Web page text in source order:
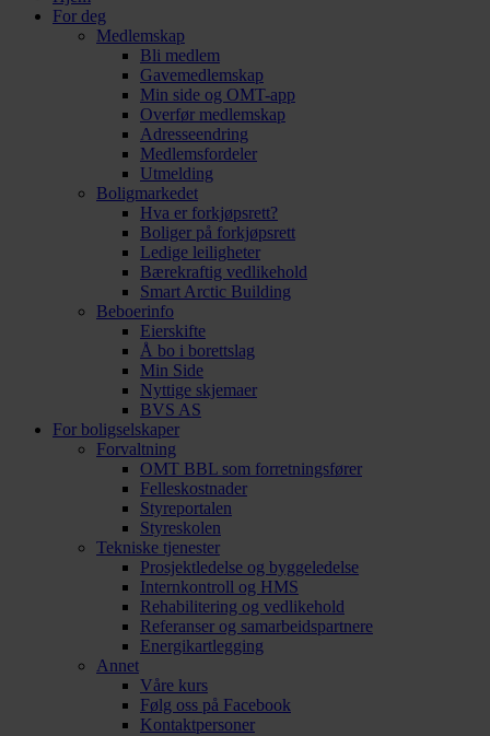
For deg
Medlemskap
Bli medlem
Gavemedlemskap
Min side og OMT-app
Overfør medlemskap
Adresseendring
Medlemsfordeler
Utmelding
Boligmarkedet
Hva er forkjøpsrett?
Boliger på forkjøpsrett
Ledige leiligheter
Bærekraftig vedlikehold
Smart Arctic Building
Beboerinfo
Eierskifte
Å bo i borettslag
Min Side
Nyttige skjemaer
BVS AS
For boligselskaper
Forvaltning
OMT BBL som forretningsfører
Felleskostnader
Styreportalen
Styreskolen
Tekniske tjenester
Prosjektledelse og byggeledelse
Internkontroll og HMS
Rehabilitering og vedlikehold
Referanser og samarbeidspartnere
Energikartlegging
Annet
Våre kurs
Følg oss på Facebook
Kontaktpersoner